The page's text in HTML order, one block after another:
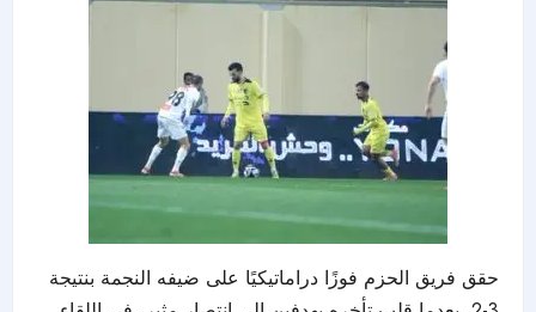
حقق فريق الحزم فوزًا دراماتيكيًا على ضيفه النجمة بنتيجة